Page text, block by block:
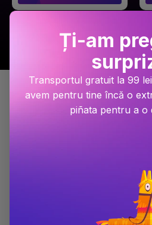
Detalii produs
LAROUSSE. ENGLEZA DISTRACTIVA
19.5 x 27
48
Ți-am
Transportul gratuit la 99
avem pentru tine încă o
piñata pentru a o